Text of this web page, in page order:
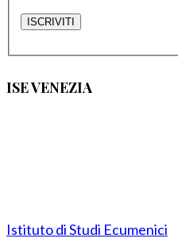
ISE VENEZIA
Istituto di Studi Ecumenici